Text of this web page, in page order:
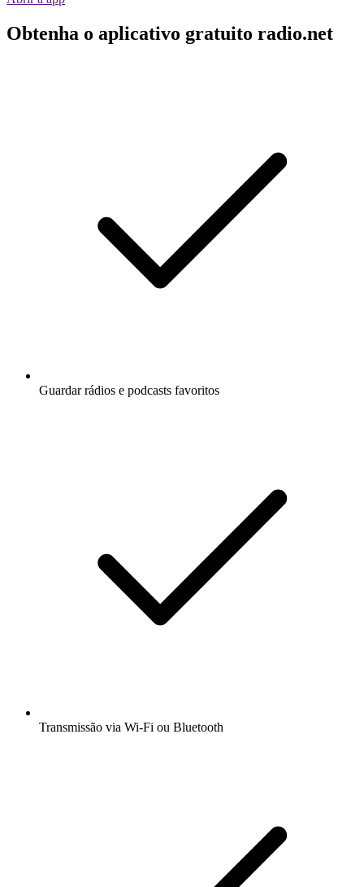
Obtenha o aplicativo gratuito radio.net
Guardar rádios e podcasts favoritos
Transmissão via Wi-Fi ou Bluetooth